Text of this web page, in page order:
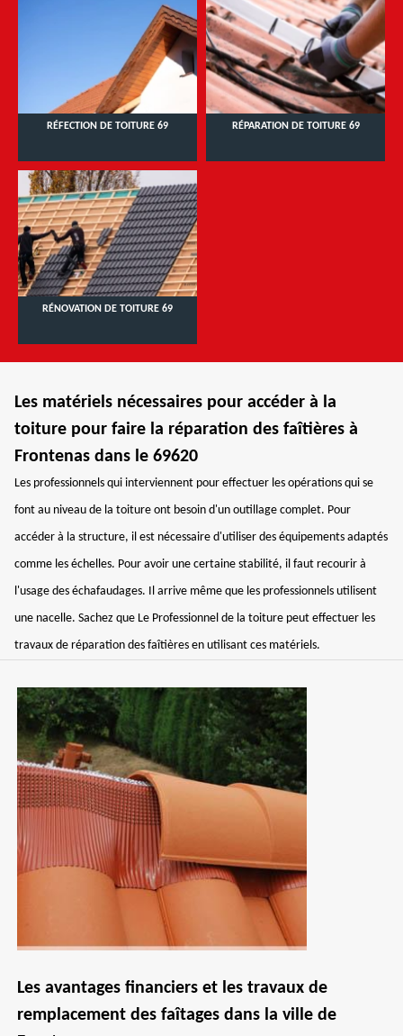
RÉFECTION DE TOITURE 69 RÉPARATION DE TOITURE 69
RÉNOVATION DE TOITURE 69
Les matériels nécessaires pour accéder à la
toiture pour faire la réparation des faîtières à
Frontenas dans le 69620
Les professionnels qui interviennent pour effectuer les opérations qui se
font au niveau de la toiture ont besoin d'un outillage complet. Pour
accéder à la structure, il est nécessaire d'utiliser des équipements adaptés
comme les échelles. Pour avoir une certaine stabilité, il faut recourir à
l'usage des échafaudages. Il arrive même que les professionnels utilisent
une nacelle. Sachez que Le Professionnel de la toiture peut effectuer les
travaux de réparation des faîtières en utilisant ces matériels.
Les avantages financiers et les travaux de
remplacement des faîtages dans la ville de